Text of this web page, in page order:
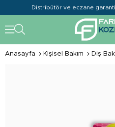
Distribütör ve eczane
Anasayfa Kişisel Bakım Diş